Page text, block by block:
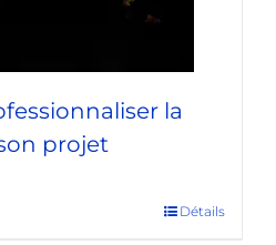
la
projet
Détails